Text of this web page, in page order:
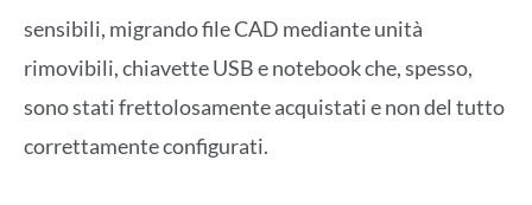
sensibili, migrando file CAD mediante unità
rimovibili, chiavette USB e notebook che, spesso,
sono stati frettolosamente acquistati e non del tutto
correttamente configurati.